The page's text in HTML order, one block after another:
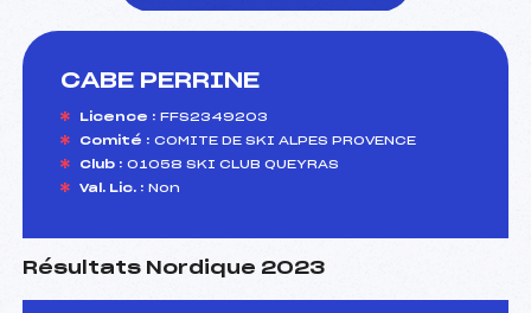
CABE PERRINE
Licence : FFS2349203
Comité : COMITE DE SKI ALPES PROVENCE
Club : 01058 SKI CLUB QUEYRAS
Val. Lic. : Non
Résultats Nordique 2023